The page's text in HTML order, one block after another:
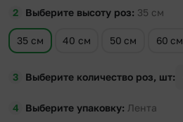
Выберите высоту роз 35 см
35 см 40 см 50 см 60 см
Выберите количество роз, шт
Выберите упаковку Лента